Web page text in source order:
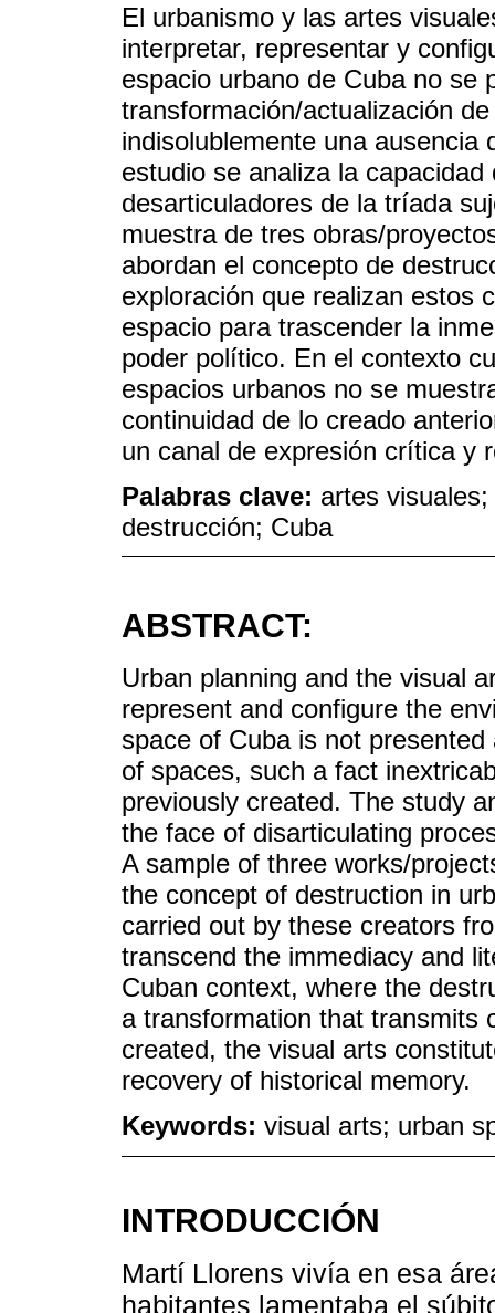
El urbanismo y las artes
interpretar, representar y
espacio urbano de Cuba no se
transformación/actualización
indisolublemente una ausencia
estudio se analiza la
desarticuladores de la tríada
muestra de tres obras/
abordan el concepto de
exploración que realizan estos
espacio para trascender la
poder político. En el contexto
espacios urbanos no se
continuidad de lo creado
un canal de expresión crítica y
Palabras clave: artes
destrucción; Cuba
ABSTRACT:
Urban planning and the visual
represent and configure the
space of Cuba is not
of spaces, such a fact
previously created. The study
the face of disarticulating
A sample of three works/
the concept of destruction in
carried out by these creators
transcend the immediacy and
Cuban context, where the
a transformation that transmits
created, the visual arts
recovery of historical memory.
Keywords: visual arts; urban
INTRODUCCIÓN
Martí Llorens vivía en esa
habitantes lamentaba el